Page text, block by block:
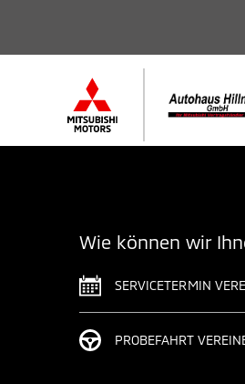
Wie können wir
SERVICETERMIN
PROBEFAHRT